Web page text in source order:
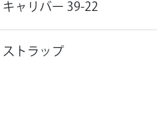
キャリバー 39-22
ストラップ